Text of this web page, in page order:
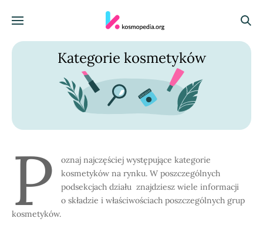
Menu
Kategorie kosmetyków
P
oznaj najczęściej występujące kategorie
kosmetyków na rynku. W poszczególnych
podsekcjach działu znajdziesz wiele informacji
o składzie i właściwościach poszczególnych grup
kosmetyków.